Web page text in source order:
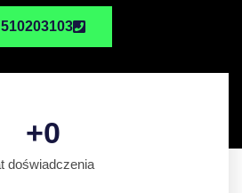
510203103
doświadczenia
+0